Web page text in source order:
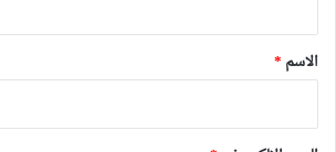
*
الاسم *